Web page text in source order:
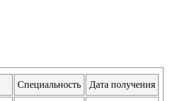
Специальность Дата получения